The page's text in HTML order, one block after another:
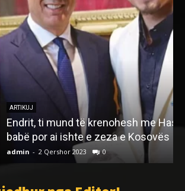
të krenohesh me Hashimin, e ke
e zeza e Kosovës
2023